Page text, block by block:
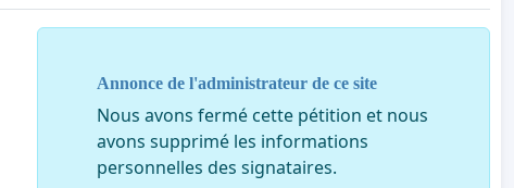
Annonce de l'administrateur de ce site
Nous avons fermé cette pétition et nous
avons supprimé les informations
personnelles des signataires.